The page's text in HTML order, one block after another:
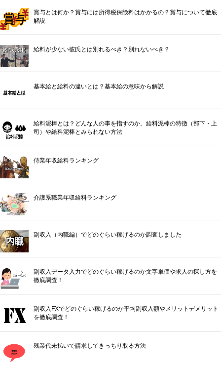
賞与とは何か？賞与には所得税保険料はかかるの？賞与について徹底
解説
給料が少ない彼氏とは別れるべき？別れないべき？
基本給と給料の違いとは？基本給の意味から解説
給料泥棒とは？どんな人の事を指すのか。給料泥棒の特徴（部下・上
司）や給料泥棒とみられない方法
侍業年収給料ランキング
介護系職業年収給料ランキング
副収入（内職編）でどのぐらい稼げるのか調査しました
副収入データ入力でどのぐらい稼げるのか文字単価や求人の探し方を
徹底調査！
副収入FXでどのぐらい稼げるのか平均副収入額やメリットデメリット
を徹底調査！
残業代未払いで請求してきっちり取る方法